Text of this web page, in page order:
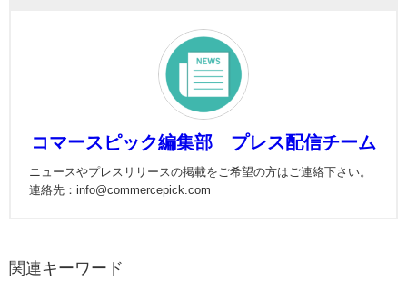
コマースピック編集部 プレス配信チーム
ニュースやプレスリリースの掲載をご希望の方はご連絡下さい。
連絡先：info@commercepick.com
関連キーワード